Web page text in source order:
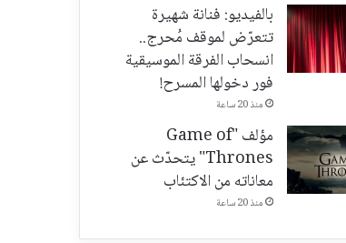
بالفيديو: فنانة شهيرة
تتعرّض لموقف مُحرج..
انسحاب الفرقة الموسيقية
فور دخولها المسرح!
منذ 20 ساعة
مؤلف "Game of
Thrones" يتحدّث عن
معاناته من الاكتئاب
منذ 20 ساعة